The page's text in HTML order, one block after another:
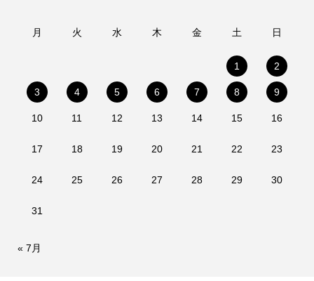
月 火 水 木 金 土 日
1 2
3 4 5 6 7 8 9
10 11 12 13 14 15 16
17 18 19 20 21 22 23
24 25 26 27 28 29 30
31
« 7月